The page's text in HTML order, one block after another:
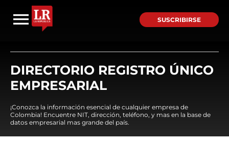
SUSCRIBIRSE
DIRECTORIO REGISTRO ÚNICO
EMPRESARIAL
¡Conozca la información esencial de cualquier empresa de
Colombia! Encuentre NIT, dirección, teléfono, y mas en la base de
datos empresarial mas grande del país.